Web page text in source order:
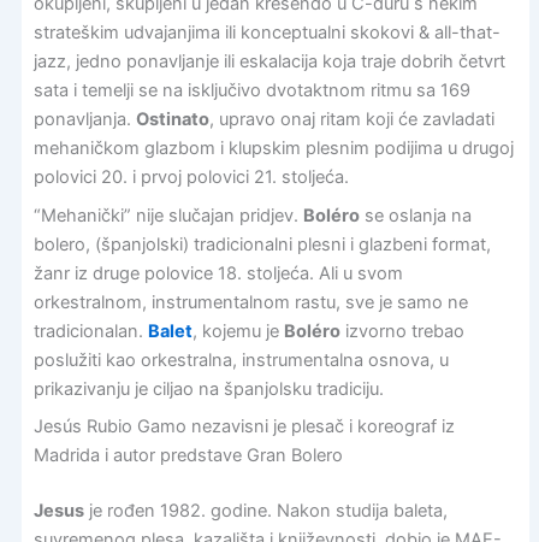
strateškim udvajanjima ili konceptualni skokovi & all-that-
jazz, jedno ponavljanje ili eskalacija koja traje dobrih četvrt
sata i temelji se na isključivo dvotaktnom ritmu sa 169
ponavljanja. Ostinato, upravo onaj ritam koji će zavladati
mehaničkom glazbom i klupskim plesnim podijima u drugoj
polovici 20. i prvoj polovici 21. stoljeća.
“Mehanički” nije slučajan pridjev. Bolérose oslanja na
bolero, (španjolski) tradicionalni plesni i glazbeni format,
žanr iz druge polovice 18. stoljeća. Ali u svom
orkestralnom, instrumentalnom rastu, sve je samo ne
tradicionalan. Balet, kojemu je Boléroizvorno trebao
poslužiti kao orkestralna, instrumentalna osnova, u
prikazivanju je ciljao na španjolsku tradiciju.
Jesús Rubio Gamo nezavisni je plesač i koreograf iz
Madrida i autor predstave Gran Bolero
Jesusje rođen 1982. godine. Nakon studija baleta,